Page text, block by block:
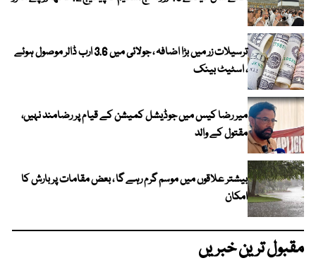
ترسیلات زر میں بڑا اضافہ ، جولائی میں 3.6 ارب ڈالر موصول ہوئے
، اسٹیٹ بینک
میر رضا کیس میں جوڈیشل کمیشن کے قیام پر رضامند نہیں،
مقتول کے والد
بیشتر علاقوں میں موسم گرم رہے گا ، بعض مقامات پر بارش کا
امکان
مقبول ترین خبریں